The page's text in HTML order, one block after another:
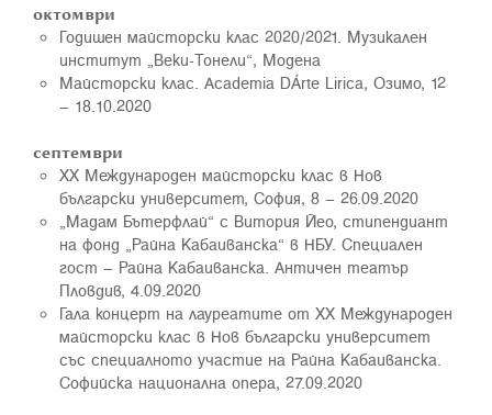
октомври
Годишен майсторски клас 2020/2021. Музикален
институт „Веки-Тонели“, Модена
Майсторски клас. Academia DÁrte Lirica, Озимо, 12
– 18.10.2020
септември
ХХ Международен майсторски клас в Нов
български университет, София, 8 – 26.09.2020
„Мадам Бътерфлай“ с Витория Йео, стипендиант
на фонд „Райна Кабаиванска“ в НБУ. Специален
гост – Райна Кабаиванска. Античен театър
Пловдив, 4.09.2020
Гала концерт на лауреатите от ХХ Международен
майсторски клас в Нов български университет
със специалното участие на Райна Кабаиванска.
Софийска национална опера, 27.09.2020